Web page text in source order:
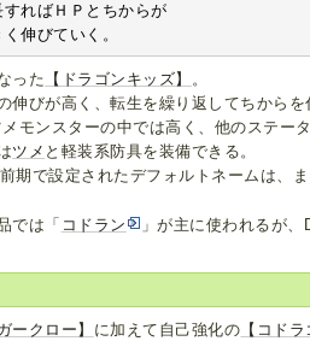
すればＨＰとちからが
く伸びていく。
った 【ドラゴンキッズ】
。
伸びが高く、転生を繰り返してちから
モンスターの中では高く、他のステー
ツメ と軽装系防具を装備できる。
期で設定されたデフォルトネームは、
では「 コドラン
」が主に使われるが
ークロー】 に加えて自己強化の 【コドラ